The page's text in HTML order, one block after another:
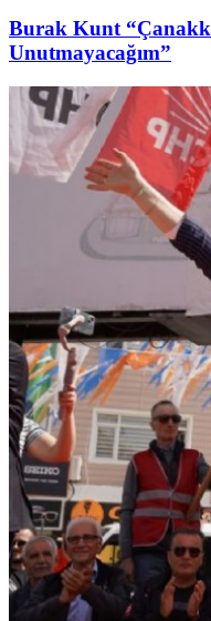
Burak Kunt
Unutmayacağım”